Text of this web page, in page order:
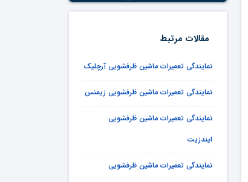
مقالات مرتبط
نمایندگی تعمیرات ماشین ظرفشویی آرچلیک
نمایندگی تعمیرات ماشین ظرفشویی زیمنس
نمایندگی تعمیرات ماشین ظرفشویی
ایندزیت
نمایندگی تعمیرات ماشین ظرفشویی